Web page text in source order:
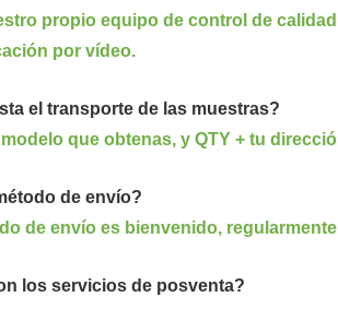
propio equipo de control de
por vídeo.
el transporte de las muestras?
que obtenas, y QTY + tu
de envío?
de envío es bienvenido,
los servicios de posventa?